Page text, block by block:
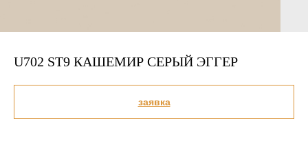
U702 ST9 КАШЕМИР СЕРЫЙ ЭГГЕР
заявка